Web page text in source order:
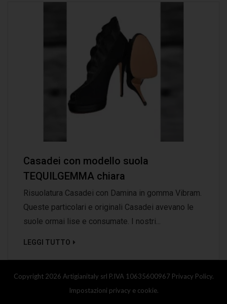
Casadei con modello suola
TEQUILGEMMA chiara
Risuolatura Casadei con Damina in gomma Vibram.
Queste particolari e originali Casadei avevano le
suole ormai lise e consumate. I nostri...
LEGGI TUTTO
Copyright 2026 Artigianitaly srl P.IVA 10635600967 Privacy Policy.
Impostazioni privacy e cookie.